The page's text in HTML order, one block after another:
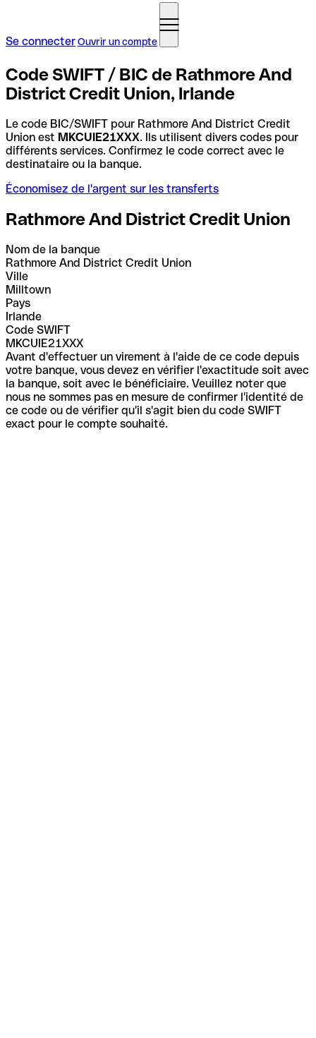
Se connecterOuvrir un compte
Code SWIFT / BIC de Rathmore And
District Credit Union, Irlande
Le code BIC/SWIFT pour Rathmore And District Credit
Union est MKCUIE21XXX. Ils utilisent divers codes pour
différents services. Confirmez le code correct avec le
destinataire ou la banque.
Économisez de l'argent sur les transferts
Rathmore And District Credit Union
Nom de la banque
Rathmore And District Credit Union
Ville
Milltown
Pays
Irlande
Code SWIFT
MKCUIE21XXX
Avant d'effectuer un virement à l'aide de ce code depuis
votre banque, vous devez en vérifier l'exactitude soit avec
la banque, soit avec le bénéficiaire. Veuillez noter que
nous ne sommes pas en mesure de confirmer l'identité de
ce code ou de vérifier qu'il s'agit bien du code SWIFT
exact pour le compte souhaité.